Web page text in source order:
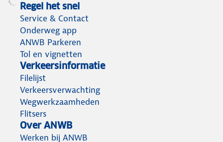
Regel het snel
Service & Contact
Onderweg app
ANWB Parkeren
Tol en vignetten
Verkeersinformatie
Filelijst
Verkeersverwachting
Wegwerkzaamheden
Flitsers
Over ANWB
Werken bij ANWB